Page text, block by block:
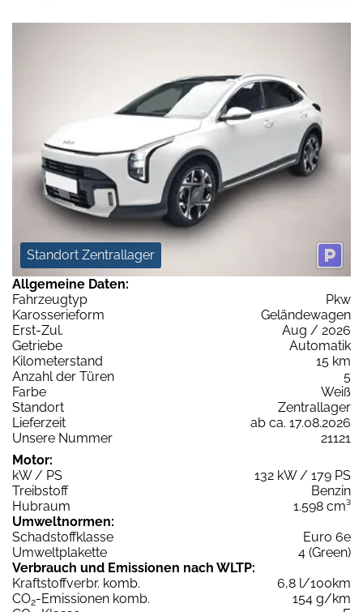
Standort Zentrallager
Allgemeine Daten:
Fahrzeugtyp
Pkw
Karosserieform
Geländewagen
Erst-Zul.
Aug / 2026
Getriebe
Automatik
Kilometerstand
15 km
Anzahl der Türen
5
Farbe
Weiß
Standort
Zentrallager
Lieferzeit
ab ca. 17.08.2026
Unsere Nummer
21121
Motor:
kW / PS
132 kW / 179 PS
Treibstoff
Benzin
Hubraum
1.598 cm³
Umweltnormen:
Schadstoffklasse
Euro 6e
Umweltplakette
4 (Green)
Verbrauch und Emissionen nach WLTP:
Kraftstoffverbr. komb.
6,8 l/100km
CO2-Emissionen komb.
154 g/km